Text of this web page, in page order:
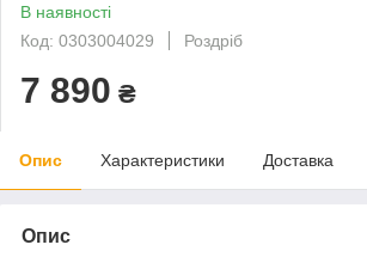
В наявності
Код: 0303004029
Роздріб
7 890 ₴
Опис Характеристики Доставка
Опис